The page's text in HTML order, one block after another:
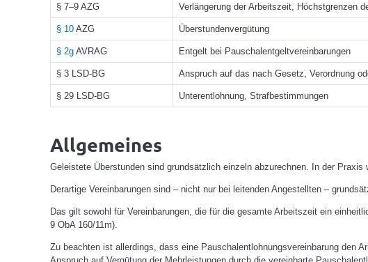
§ 7–9 AZG Verlängerung der Arbeitszeit, Höchstgrenzen
§ 10AZG Überstundenvergütung
§ 2gAVRAG Entgelt bei Pauschalentgeltvereinbarungen
§ 3 LSD-BG Anspruch auf das nach Gesetz, Verordnung
§ 29 LSD-BG Unterentlohnung, Strafbestimmungen
Allgemeines
Geleistete Überstunden sind grundsätzlich einzeln abzurechnen. In der
Derartige Vereinbarungen sind – nicht nur bei leitenden Angestellten –
Das gilt sowohl für Vereinbarungen, die für die gesamte Arbeitszeit ein
9 ObA 160/11m).
Zu beachten ist allerdings, dass eine Pauschalentlohnungsvereinbarung den